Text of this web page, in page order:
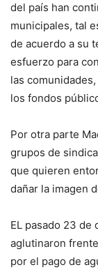
del país han
municipales, tal
de acuerdo a su
esfuerzo para
las
los fondos
Por otra parte
grupos de
que quieren
dañar la imagen
EL pasado 23
aglutinaron
por el pago de